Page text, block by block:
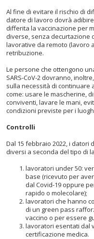
Al fine di evitare il rischio di
datore di lavoro dovrà
differita la vaccinazione per
diverse, senza decurtazione
lavorative da remoto (lavoro
retribuzione.
Le persone che ottengono
SARS-CoV-2 dovranno,
sulla necessità di continuare
come: usare le mascherine,
conviventi, lavare le mani,
condizioni previste per i
Controlli
Dal 15 febbraio 2022, i
diversi a seconda del tipo di
lavoratori under 50:
base (ricevuto per
dal Covid-19 oppure
rapido o molecolare);
lavoratori che hanno
di un green pass
vaccino o per essere
lavoratori esentati dal
certificazione medica.